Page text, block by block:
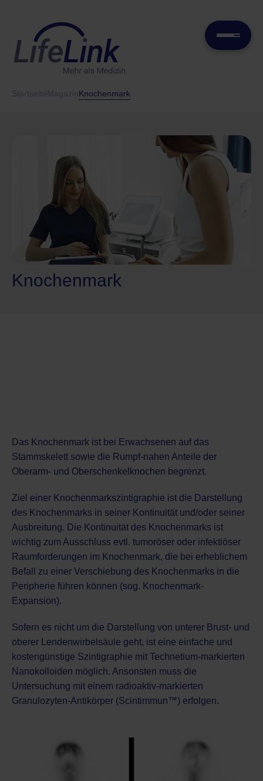
Knochenmark
Knochenmark
Das Knochenmark ist bei Erwachsenen auf das
Stammskelett sowie die Rumpf-nahen Anteile der
Oberarm- und Oberschenkelknochen begrenzt.
Ziel einer Knochenmarkszintigraphie ist die Darstellung
des Knochenmarks in seiner Kontinuität und/oder seiner
Ausbreitung. Die Kontinuität des Knochenmarks ist
wichtig zum Ausschluss evtl. tumoröser oder infektiöser
Raumforderungen im Knochenmark, die bei erheblichem
Befall zu einer Verschiebung des Knochenmarks in die
Peripherie führen können (sog. Knochenmark-
Expansion).
Sofern es nicht um die Darstellung von unterer Brust- und
oberer Lendenwirbelsäule geht, ist eine einfache und
kostengünstige Szintigraphie mit Technetium-markierten
Nanokolloiden möglich. Ansonsten muss die
Untersuchung mit einem radioaktiv-markierten
Granulozyten-Antikörper (Scintimmun™) erfolgen.